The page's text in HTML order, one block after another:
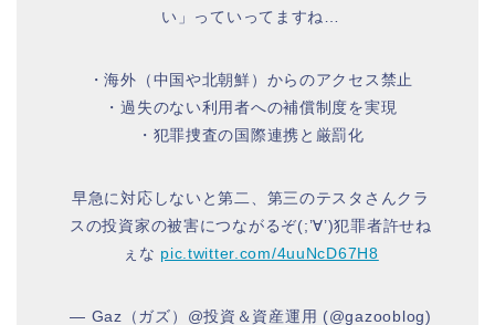
い」っていってますね…
・海外（中国や北朝鮮）からのアクセス禁止
・過失のない利用者への補償制度を実現
・犯罪捜査の国際連携と厳罰化
早急に対応しないと第二、第三のテスタさんクラ
スの投資家の被害につながるぞ(;’∀’)犯罪者許せね
ぇな pic.twitter.com/4uuNcD67H8
— Gaz（ガズ）@投資＆資産運用 (@gazooblog)